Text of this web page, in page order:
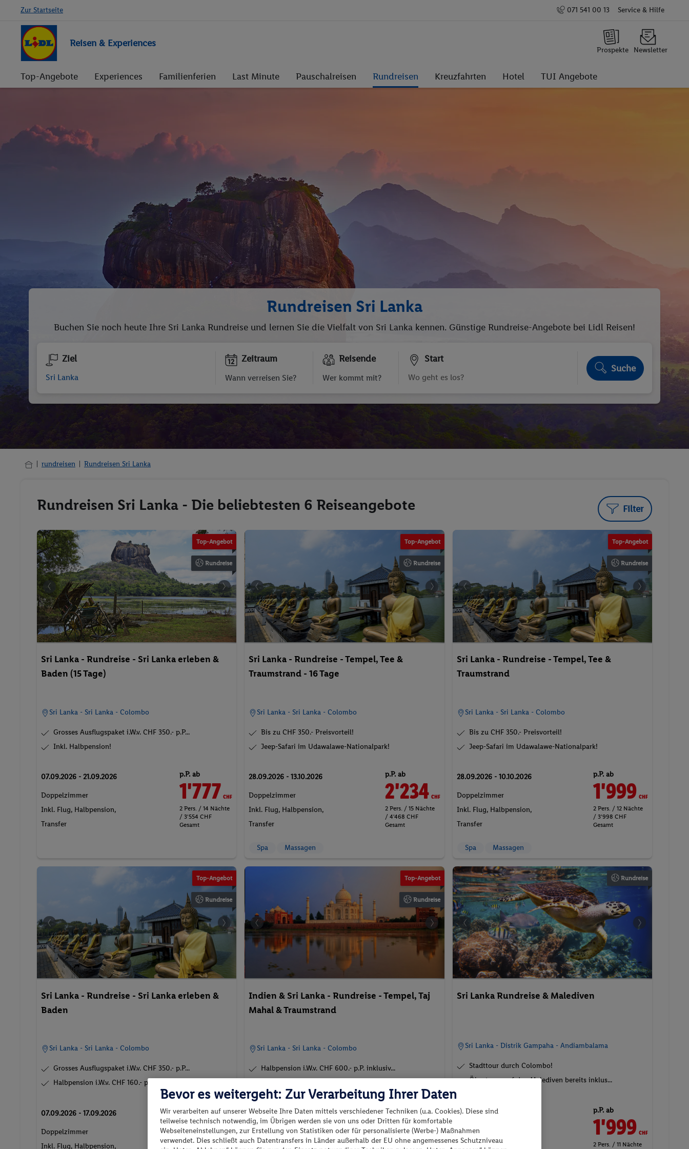
Zur Startseite 071 541 00 13 Service & Hilfe
Reisen & Experiences
Prospekte Newsletter
Top-Angebote Experiences Familienferien Last Minute Pauschalreisen Rundreisen Kreuzfahrten Hotel TUI Angebote
Rundreisen Sri Lanka
Buchen Sie noch heute Ihre Sri Lanka Rundreise und lernen Sie die Vielfalt von Sri Lanka kennen. Günstige Rundreise-Angebote bei Lidl Reisen!
Ziel Zeitraum
Wann verreisen Sie?
Reisende
Wer kommt mit?
Start
Suche
rundreisen Rundreisen Sri Lanka
Rundreisen Sri Lanka - Die beliebtesten 6 Reiseangebote Filter
Top-Angebot
Rundreise
Sri Lanka - Rundreise - Sri Lanka erleben &
Baden (15 Tage)
Sri Lanka - Sri Lanka - Colombo
Grosses Ausflugspaket i.W.v. CHF 350.- p.P...
Inkl. Halbpension!
07.09.2026 - 21.09.2026
Doppelzimmer
Inkl. Flug, Halbpension,
Transfer
p.P. ab
1'777CHF
2 Pers. / 14 Nächte
/ 3'554 CHF
Gesamt
Top-Angebot
Rundreise
Sri Lanka - Rundreise - Tempel, Tee &
Traumstrand - 16 Tage
Sri Lanka - Sri Lanka - Colombo
Bis zu CHF 350.- Preisvorteil!
Jeep-Safari im Udawalawe-Nationalpark!
28.09.2026 - 13.10.2026
Doppelzimmer
Inkl. Flug, Halbpension,
Transfer
p.P. ab
2'234CHF
2 Pers. / 15 Nächte
/ 4'468 CHF
Gesamt
Spa Massagen
Top-Angebot
Rundreise
Sri Lanka - Rundreise - Tempel, Tee &
Traumstrand
Sri Lanka - Sri Lanka - Colombo
Bis zu CHF 350.- Preisvorteil!
Jeep-Safari im Udawalawe-Nationalpark!
28.09.2026 - 10.10.2026
Doppelzimmer
Inkl. Flug, Halbpension,
Transfer
p.P. ab
1'999CHF
2 Pers. / 12 Nächte
/ 3'998 CHF
Gesamt
Spa Massagen
Top-Angebot
Rundreise
Sri Lanka - Rundreise - Sri Lanka erleben &
Baden
Sri Lanka - Sri Lanka - Colombo
Grosses Ausflugspaket i.W.v. CHF 350.- p.P...
Halbpension i.W.v. CHF 160.- p.P. inklusiv...
07.09.2026 - 17.09.2026
Doppelzimmer
Inkl. Flug, Halbpension,
p.P. ab
1'555CHF
2 Pers. / 10 Nächte
Top-Angebot
Rundreise
Indien & Sri Lanka - Rundreise - Tempel, Taj
Mahal & Traumstrand
Sri Lanka - Sri Lanka - Colombo
Halbpension i.W.v. CHF 600.- p.P. inklusiv...
02.09.2026 - 18.09.2026
Doppelzimmer
Inkl. Flug, Halbpension
p.P. ab
1'999CHF
2 Pers. / 16 Nächte
Rundreise
Sri Lanka Rundreise & Malediven
Sri Lanka - Distrik Gampaha - Andiambalama
Stadttour durch Colombo!
Ökosteuer auf den Malediven bereits inklus...
22.09.2026 - 03.10.2026
Standard Zimmer
Inkl. Flug,Halbpension
p.P. ab
1'999CHF
2 Pers. / 11 Nächte
Bevor es weitergeht: Zur Verarbeitung Ihrer Daten
Wir verarbeiten auf unserer Webseite Ihre Daten mittels verschiedener Techniken (u.a. Cookies). Diese sind
teilweise technisch notwendig, im Übrigen werden sie von uns oder Dritten für komfortable
Webseiteneinstellungen, zur Erstellung von Statistiken oder für personalisierte (Werbe-) Maßnahmen
verwendet. Dies schließt auch Datentransfers in Länder außerhalb der EU ohne angemessenes Schutzniveau